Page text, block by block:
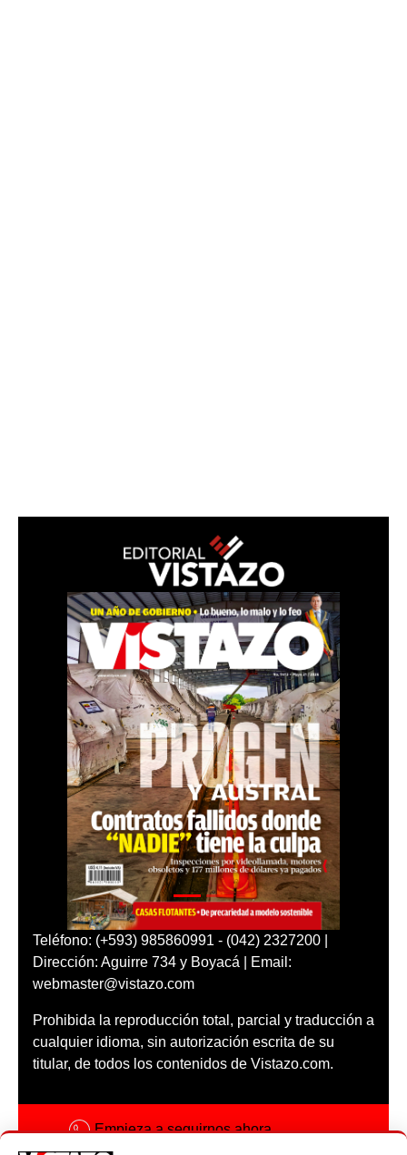
Teléfono: (+593) 985860991 - (042) 2327200 |
Dirección: Aguirre 734 y Boyacá | Email:
webmaster@vistazo.com
Prohibida la reproducción total, parcial y traducción a
cualquier idioma, sin autorización escrita de su
titular, de todos los contenidos de Vistazo.com.
Empieza a seguirnos ahora